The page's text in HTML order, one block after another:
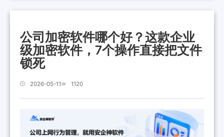
公司加密软件哪个好？这款企业
级加密软件，7个操作直接把文件
锁死
2026-05-11 1120